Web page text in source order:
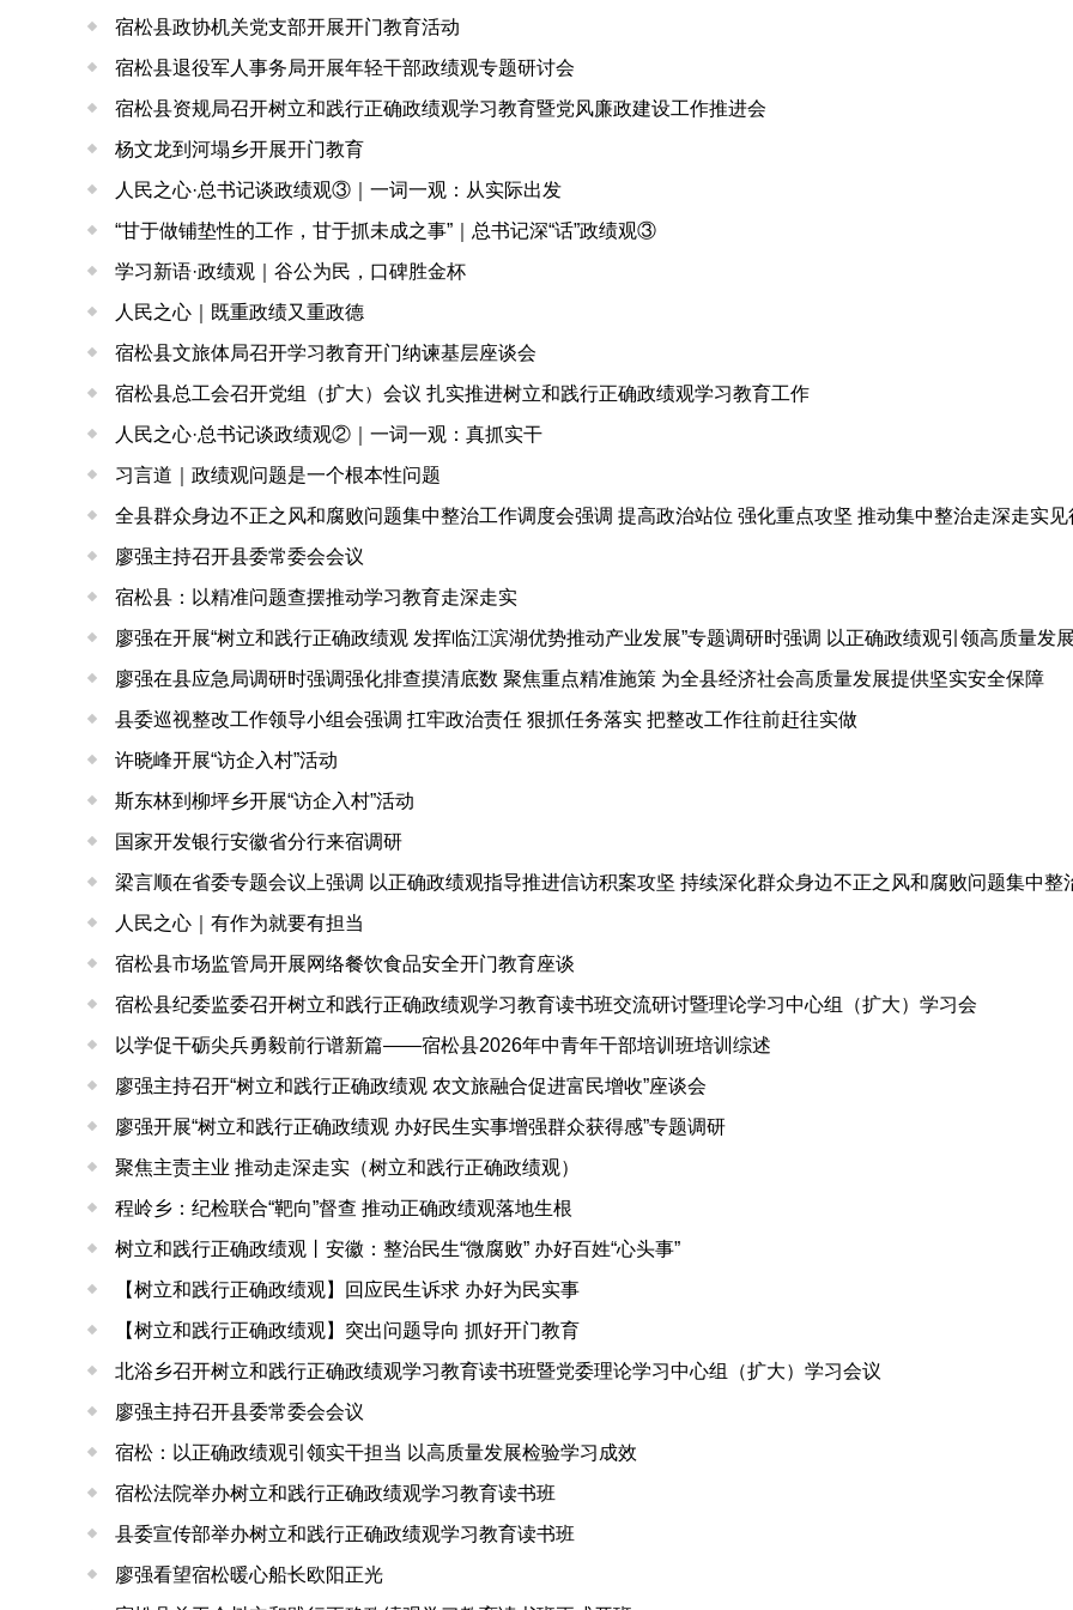
宿松县政协机关党支部开展开门教育活动
宿松县退役军人事务局开展年轻干部政绩观专题研讨会
宿松县资规局召开树立和践行正确政绩观学习教育暨党风廉政建设工作推进会
杨文龙到河塌乡开展开门教育
人民之心·总书记谈政绩观③｜一词一观：从实际出发
“甘于做铺垫性的工作，甘于抓未成之事”｜总书记深“话”政绩观③
学习新语·政绩观｜谷公为民，口碑胜金杯
人民之心｜既重政绩又重政德
宿松县文旅体局召开学习教育开门纳谏基层座谈会
宿松县总工会召开党组（扩大）会议 扎实推进树立和践行正确政绩观学习教育工作
人民之心·总书记谈政绩观②｜一词一观：真抓实干
习言道｜政绩观问题是一个根本性问题
全县群众身边不正之风和腐败问题集中整治工作调度会强调 提高政治站位 强化重点攻坚 推动集中整治走深走实见
廖强主持召开县委常委会会议
宿松县：以精准问题查摆推动学习教育走深走实
廖强在开展“树立和践行正确政绩观 发挥临江滨湖优势推动产业发展”专题调研时强调 以正确政绩观引领高质量发
廖强在县应急局调研时强调强化排查摸清底数 聚焦重点精准施策 为全县经济社会高质量发展提供坚实安全保障
县委巡视整改工作领导小组会强调 扛牢政治责任 狠抓任务落实 把整改工作往前赶往实做
许晓峰开展“访企入村”活动
斯东林到柳坪乡开展“访企入村”活动
国家开发银行安徽省分行来宿调研
梁言顺在省委专题会议上强调 以正确政绩观指导推进信访积案攻坚 持续深化群众身边不正之风和腐败问题集中整
人民之心｜有作为就要有担当
宿松县市场监管局开展网络餐饮食品安全开门教育座谈
宿松县纪委监委召开树立和践行正确政绩观学习教育读书班交流研讨暨理论学习中心组（扩大）学习会
以学促干砺尖兵勇毅前行谱新篇——宿松县2026年中青年干部培训班培训综述
廖强主持召开“树立和践行正确政绩观 农文旅融合促进富民增收”座谈会
廖强开展“树立和践行正确政绩观 办好民生实事增强群众获得感”专题调研
聚焦主责主业 推动走深走实（树立和践行正确政绩观）
程岭乡：纪检联合“靶向”督查 推动正确政绩观落地生根
树立和践行正确政绩观丨安徽：整治民生“微腐败” 办好百姓“心头事”
【树立和践行正确政绩观】回应民生诉求 办好为民实事
【树立和践行正确政绩观】突出问题导向 抓好开门教育
北浴乡召开树立和践行正确政绩观学习教育读书班暨党委理论学习中心组（扩大）学习会议
廖强主持召开县委常委会会议
宿松：以正确政绩观引领实干担当 以高质量发展检验学习成效
宿松法院举办树立和践行正确政绩观学习教育读书班
县委宣传部举办树立和践行正确政绩观学习教育读书班
廖强看望宿松暖心船长欧阳正光